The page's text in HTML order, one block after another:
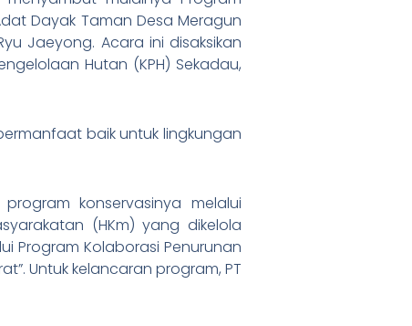
Dayak Taman Desa Meragun
Jaeyong. Acara ini disaksikan
Hutan (KPH) Sekadau,
baik untuk lingkungan
konservasinya melalui
(HKm) yang dikelola
Program Kolaborasi Penurunan
Untuk kelancaran program, PT